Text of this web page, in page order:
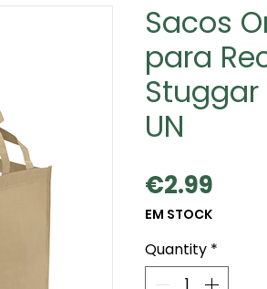
Sacos
para
Stuggar
UN
€2.99
EM STOCK
Quantity *